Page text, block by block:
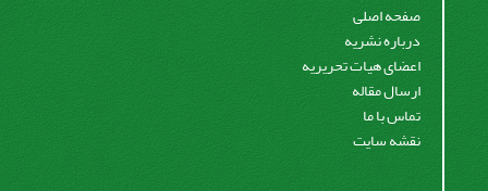
صفحه اصلی
درباره نشریه
اعضای هیات تحریریه
ارسال مقاله
تماس با ما
نقشه سایت